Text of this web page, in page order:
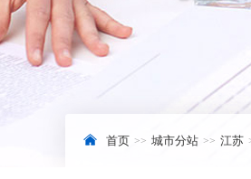
首页 城市分站 江苏